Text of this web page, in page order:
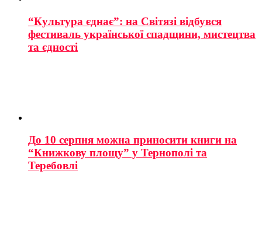
“Культура єднає”: на Світязі відбувся
фестиваль української спадщини, мистецтва
та єдності
До 10 серпня можна приносити книги на
“Книжкову площу” у Тернополі та
Теребовлі